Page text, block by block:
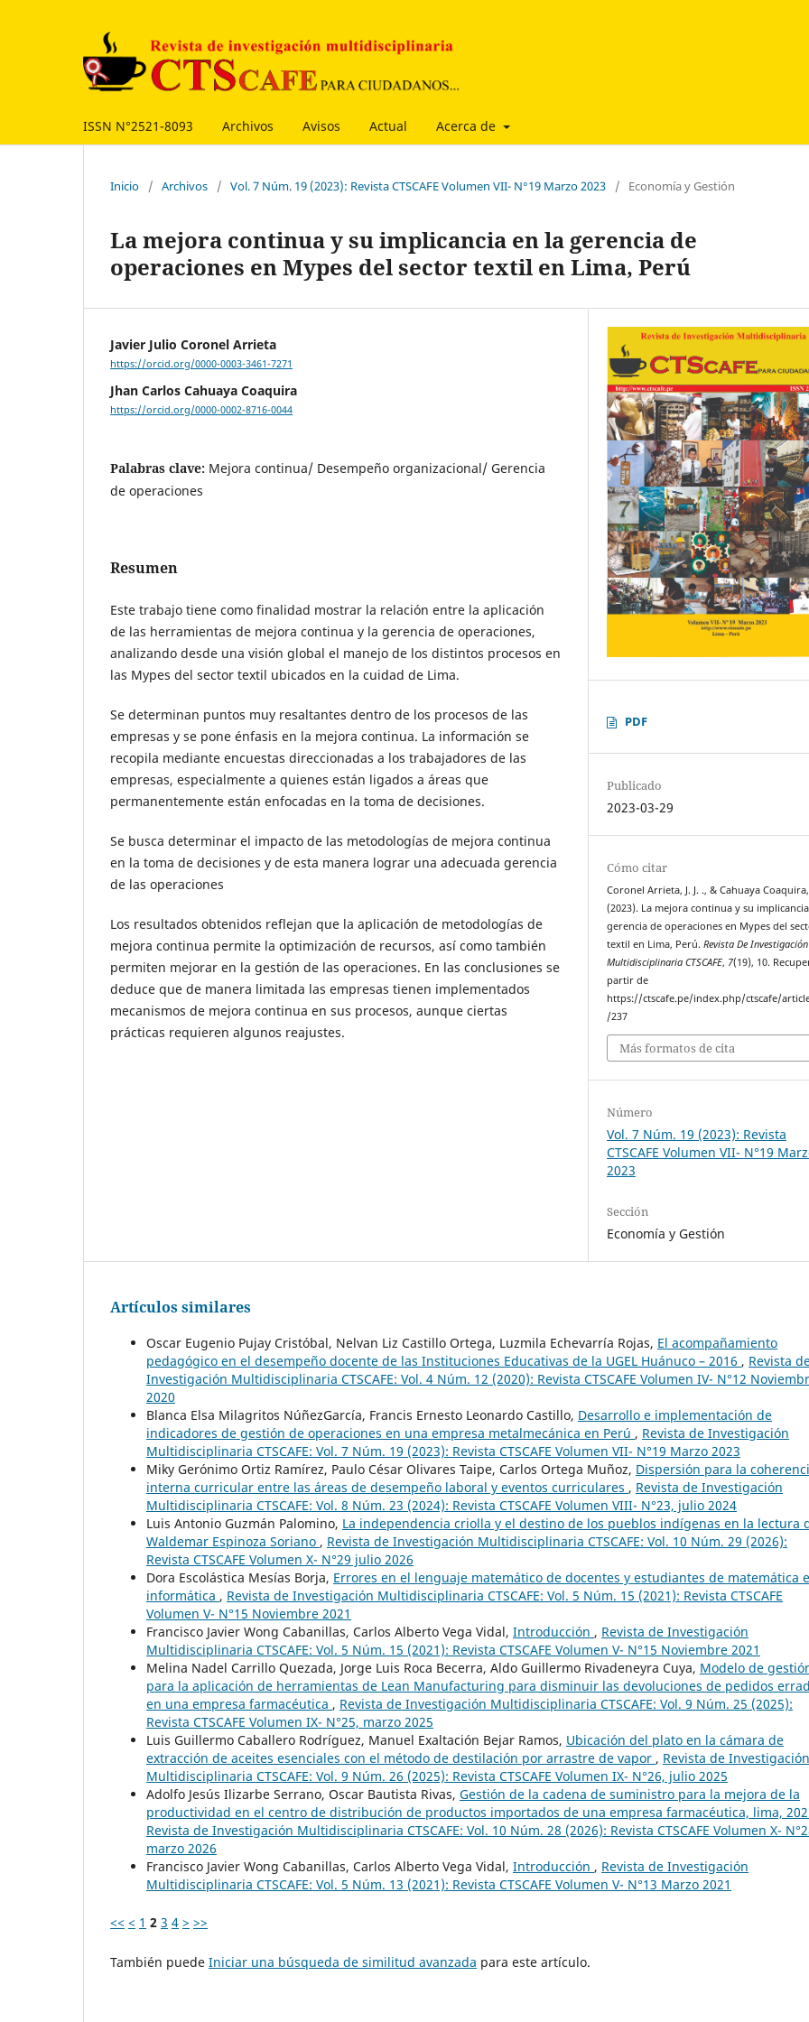
ISSN N°2521-8093 Archivos Avisos Actual Acerca de
Inicio / Archivos / Vol. 7 Núm. 19 (2023): Revista CTSCAFE Volumen VII- N°19 Marzo 2023 / Economía y Gestión
La mejora continua y su implicancia en la gerencia de
operaciones en Mypes del sector textil en Lima, Perú
Javier Julio Coronel Arrieta
https://orcid.org/0000-0003-3461-7271
Jhan Carlos Cahuaya Coaquira
https://orcid.org/0000-0002-8716-0044
Palabras clave: Mejora continua/ Desempeño organizacional/ Gerencia
de operaciones
Resumen
Este trabajo tiene como finalidad mostrar la relación entre la aplicación
de las herramientas de mejora continua y la gerencia de operaciones,
analizando desde una visión global el manejo de los distintos procesos en
las Mypes del sector textil ubicados en la cuidad de Lima.
Se determinan puntos muy resaltantes dentro de los procesos de las
empresas y se pone énfasis en la mejora continua. La información se
recopila mediante encuestas direccionadas a los trabajadores de las
empresas, especialmente a quienes están ligados a áreas que
permanentemente están enfocadas en la toma de decisiones.
Se busca determinar el impacto de las metodologías de mejora continua
en la toma de decisiones y de esta manera lograr una adecuada gerencia
de las operaciones
Los resultados obtenidos reflejan que la aplicación de metodologías de
mejora continua permite la optimización de recursos, así como también
permiten mejorar en la gestión de las operaciones. En las conclusiones se
deduce que de manera limitada las empresas tienen implementados
mecanismos de mejora continua en sus procesos, aunque ciertas
prácticas requieren algunos reajustes.
PDF
Publicado
2023-03-29
Cómo citar
Coronel Arrieta, J. J. ., & Cahuaya Coaquira,
(2023). La mejora continua y su
gerencia de operaciones en Mypes del
textil en Lima, Perú.Revista De Investigación
Multidisciplinaria CTSCAFE, 7(19), 10.
partir de
https://ctscafe.pe/index.php/ctscafe/
/237
Más formatos de cita
Número
Vol. 7 Núm. 19 (2023): Revista
CTSCAFE Volumen VII- N°19
2023
Sección
Economía y Gestión
Artículos similares
Oscar Eugenio Pujay Cristóbal, Nelvan Liz Castillo Ortega, Luzmila Echevarría Rojas, El acompañamiento
pedagógico en el desempeño docente de las Instituciones Educativas de la UGEL Huánuco – 2016 , Revista
Investigación Multidisciplinaria CTSCAFE: Vol. 4 Núm. 12 (2020): Revista CTSCAFE Volumen IV- N°12
2020
Blanca Elsa Milagritos NúñezGarcía, Francis Ernesto Leonardo Castillo, Desarrollo e implementación de
indicadores de gestión de operaciones en una empresa metalmecánica en Perú , Revista de Investigación
Multidisciplinaria CTSCAFE: Vol. 7 Núm. 19 (2023): Revista CTSCAFE Volumen VII- N°19 Marzo 2023
Miky Gerónimo Ortiz Ramírez, Paulo César Olivares Taipe, Carlos Ortega Muñoz, Dispersión para la
interna curricular entre las áreas de desempeño laboral y eventos curriculares , Revista de Investigación
Multidisciplinaria CTSCAFE: Vol. 8 Núm. 23 (2024): Revista CTSCAFE Volumen VIII- N°23, julio 2024
Luis Antonio Guzmán Palomino, La independencia criolla y el destino de los pueblos indígenas en la lectura
Waldemar Espinoza Soriano , Revista de Investigación Multidisciplinaria CTSCAFE: Vol. 10 Núm. 29 (2026):
Revista CTSCAFE Volumen X- N°29 julio 2026
Dora Escolástica Mesías Borja, Errores en el lenguaje matemático de docentes y estudiantes de matemática e
informática , Revista de Investigación Multidisciplinaria CTSCAFE: Vol. 5 Núm. 15 (2021): Revista CTSCAFE
Volumen V- N°15 Noviembre 2021
Francisco Javier Wong Cabanillas, Carlos Alberto Vega Vidal, Introducción , Revista de Investigación
Multidisciplinaria CTSCAFE: Vol. 5 Núm. 15 (2021): Revista CTSCAFE Volumen V- N°15 Noviembre 2021
Melina Nadel Carrillo Quezada, Jorge Luis Roca Becerra, Aldo Guillermo Rivadeneyra Cuya, Modelo de
para la aplicación de herramientas de Lean Manufacturing para disminuir las devoluciones de pedidos
en una empresa farmacéutica , Revista de Investigación Multidisciplinaria CTSCAFE: Vol. 9 Núm. 25 (2025):
Revista CTSCAFE Volumen IX- N°25, marzo 2025
Luis Guillermo Caballero Rodríguez, Manuel Exaltación Bejar Ramos, Ubicación del plato en la cámara de
extracción de aceites esenciales con el método de destilación por arrastre de vapor , Revista de Investigación
Multidisciplinaria CTSCAFE: Vol. 9 Núm. 26 (2025): Revista CTSCAFE Volumen IX- N°26, julio 2025
Adolfo Jesús Ilizarbe Serrano, Oscar Bautista Rivas, Gestión de la cadena de suministro para la mejora de la
productividad en el centro de distribución de productos importados de una empresa farmacéutica, lima,
Revista de Investigación Multidisciplinaria CTSCAFE: Vol. 10 Núm. 28 (2026): Revista CTSCAFE Volumen X-
marzo 2026
Francisco Javier Wong Cabanillas, Carlos Alberto Vega Vidal, Introducción , Revista de Investigación
Multidisciplinaria CTSCAFE: Vol. 5 Núm. 13 (2021): Revista CTSCAFE Volumen V- N°13 Marzo 2021
<< < 1 2 3 4 > >>
También puede Iniciar una búsqueda de similitud avanzada para este artículo.